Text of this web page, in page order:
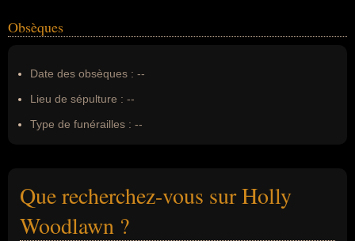
Obsèques
Date des obsèques : --
Lieu de sépulture : --
Type de funérailles : --
Que recherchez-vous sur Holly
Woodlawn ?